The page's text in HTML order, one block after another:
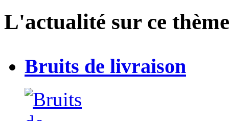
L'actualité sur ce
Bruits de livraison